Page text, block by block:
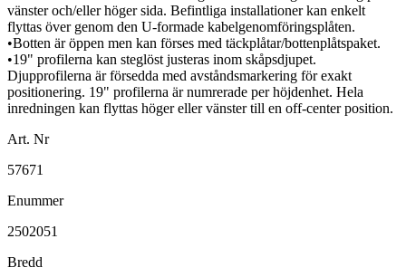
vänster och/eller höger sida. Befintliga installationer kan enkelt
flyttas över genom den U-formade kabelgenomföringsplåten.
•Botten är öppen men kan förses med täckplåtar/bottenplåtspaket.
•19" profilerna kan steglöst justeras inom skåpsdjupet.
Djupprofilerna är försedda med avståndsmarkering för exakt
positionering. 19" profilerna är numrerade per höjdenhet. Hela
inredningen kan flyttas höger eller vänster till en off-center position.
Art. Nr
57671
Enummer
2502051
Bredd